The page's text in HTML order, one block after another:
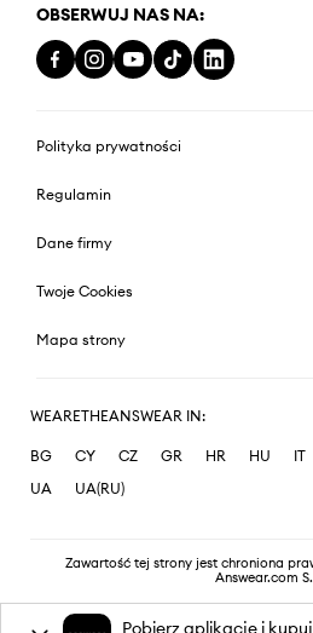
OBSERWUJ NAS NA:
Polityka prywatności
Regulamin
Dane firmy
Twoje Cookies
Mapa strony
WEARETHEANSWEAR IN:
BG CY CZ GR HR HU IT
UA
UA(RU)
Zawartość tej strony jest chroniona
Answear.com
Pobierz aplikację i kupuj